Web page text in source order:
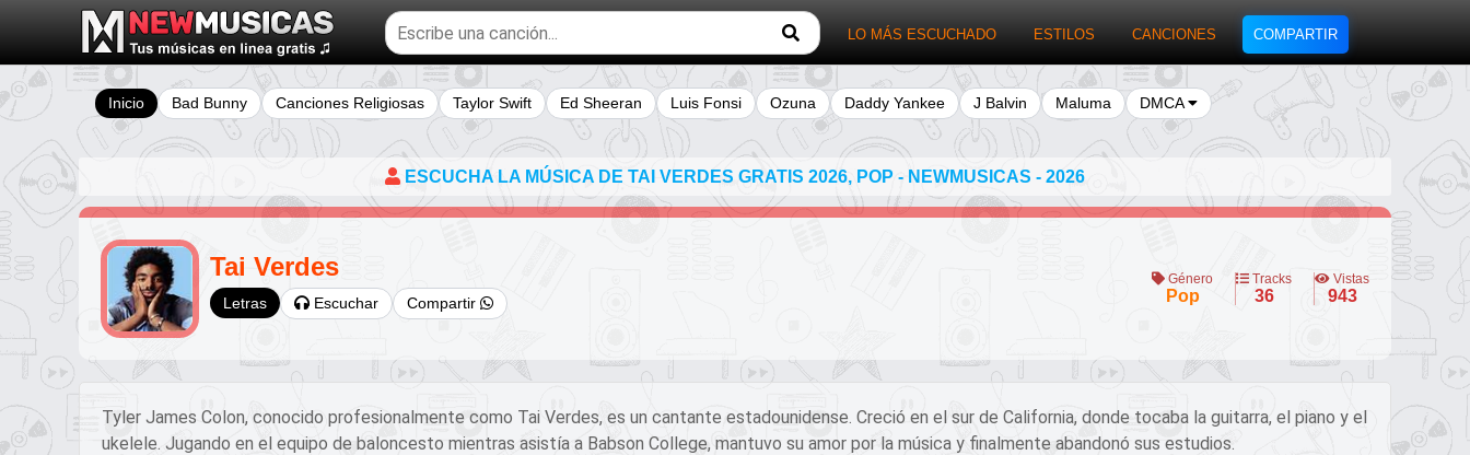
Buscar
temas
musicales
LO MÁS ESCUCHADO ESTILOS CANCIONES COMPARTIR
Inicio Bad Bunny Canciones Religiosas Taylor Swift Ed Sheeran Luis Fonsi Ozuna Daddy Yankee J Balvin Maluma DMCA
ESCUCHA LA MÚSICA DE TAI VERDES GRATIS 2026, POP - NEWMUSICAS - 2026
Tai Verdes
Letras Escuchar Compartir
Género
Pop
Tracks
36
Vistas
943
Tyler James Colon, conocido profesionalmente como Tai Verdes, es un cantante estadounidense. Creció en el sur de California, donde tocaba la guitarra, el piano y el
ukelele. Jugando en el equipo de baloncesto mientras asistía a Babson College, mantuvo su amor por la música y finalmente abandonó sus estudios.